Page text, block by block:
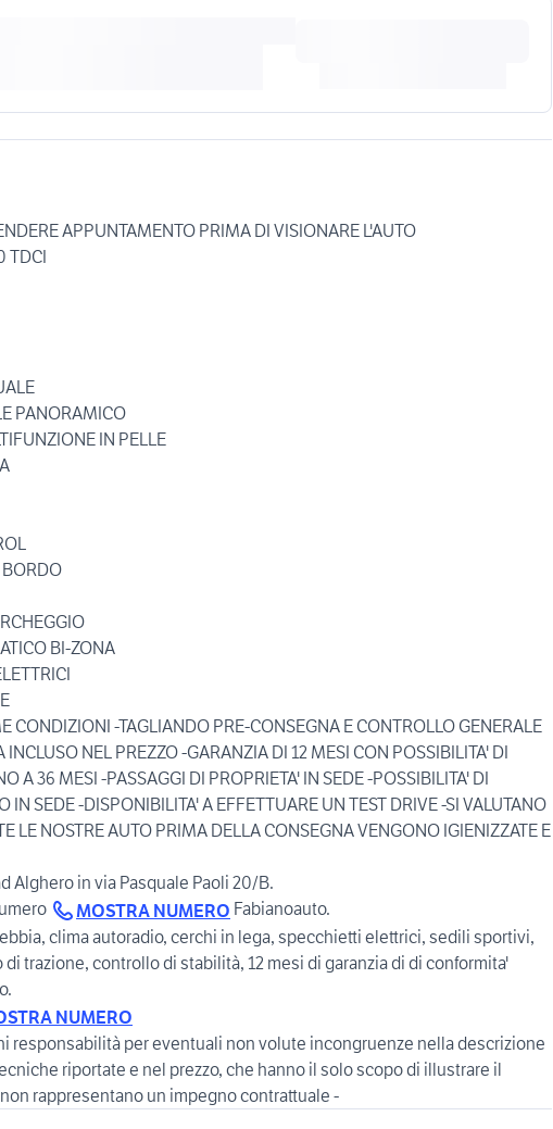
APPUNTAMENTO PRIMA DI VISIONARE L'AUTO
TDCI
PANORAMICO
IN PELLE
BI-ZONA
CONDIZIONI -TAGLIANDO PRE-CONSEGNA E CONTROLLO GENERALE
INCLUSO NEL PREZZO -GARANZIA DI 12 MESI CON POSSIBILITA' DI
A 36 MESI -PASSAGGI DI PROPRIETA' IN SEDE -POSSIBILITA' DI
IN SEDE -DISPONIBILITA' A EFFETTUARE UN TEST DRIVE -SI VALUTANO
LE NOSTRE AUTO PRIMA DELLA CONSEGNA VENGONO IGIENIZZATE E
Alghero in via Pasquale Paoli 20/B.
MOSTRA NUMERO Fabianoauto.
clima autoradio, cerchi in lega, specchietti elettrici, sedili sportivi,
trazione, controllo di stabilità, 12 mesi di garanzia di di conformita'
NUMERO
responsabilità per eventuali non volute incongruenze nella descrizione
riportate e nel prezzo, che hanno il solo scopo di illustrare il